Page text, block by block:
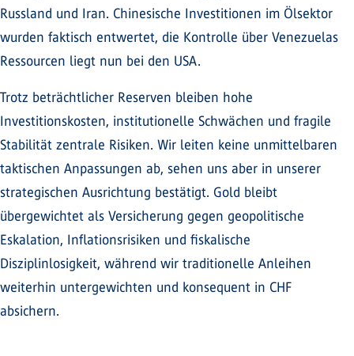
Russland und Iran. Chinesische Investitionen im Ölsektor
wurden faktisch entwertet, die Kontrolle über Venezuelas
Ressourcen liegt nun bei den USA.
Trotz beträchtlicher Reserven bleiben hohe
Investitionskosten, institutionelle Schwächen und fragile
Stabilität zentrale Risiken. Wir leiten keine unmittelbaren
taktischen Anpassungen ab, sehen uns aber in unserer
strategischen Ausrichtung bestätigt. Gold bleibt
übergewichtet als Versicherung gegen geopolitische
Eskalation, Inflationsrisiken und fiskalische
Disziplinlosigkeit, während wir traditionelle Anleihen
weiterhin untergewichten und konsequent in CHF
absichern.